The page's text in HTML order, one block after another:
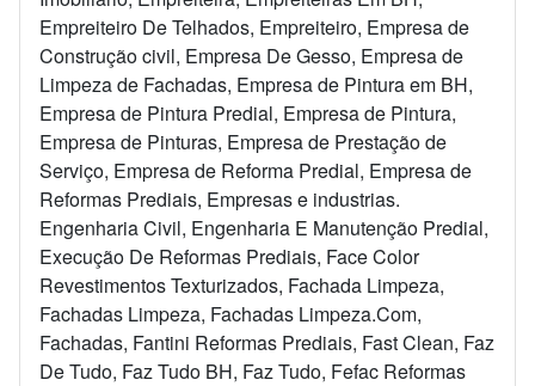
Empreiteiro De Telhados, Empreiteiro, Empresa de
Construção civil, Empresa De Gesso, Empresa de
Limpeza de Fachadas, Empresa de Pintura em BH,
Empresa de Pintura Predial, Empresa de Pintura,
Empresa de Pinturas, Empresa de Prestação de
Serviço, Empresa de Reforma Predial, Empresa de
Reformas Prediais, Empresas e industrias.
Engenharia Civil, Engenharia E Manutenção Predial,
Execução De Reformas Prediais, Face Color
Revestimentos Texturizados, Fachada Limpeza,
Fachadas Limpeza, Fachadas Limpeza.Com,
Fachadas, Fantini Reformas Prediais, Fast Clean, Faz
De Tudo, Faz Tudo BH, Faz Tudo, Fefac Reformas